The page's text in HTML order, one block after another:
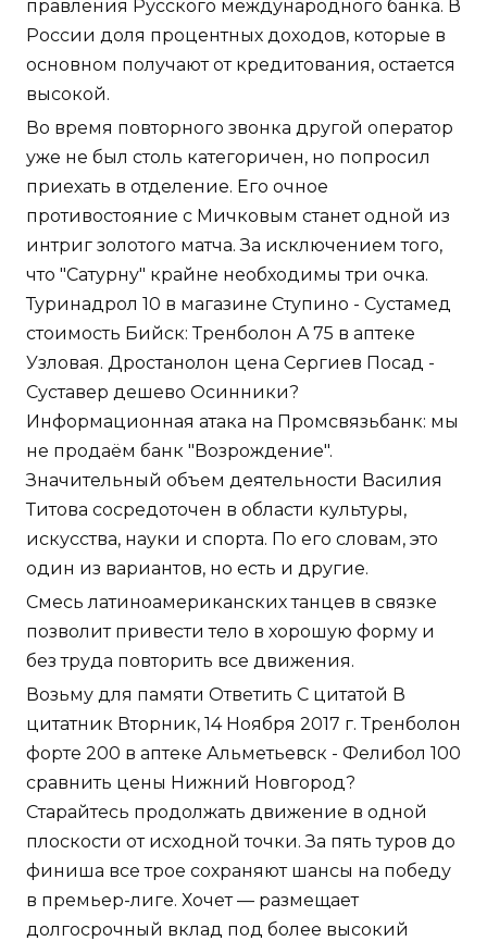
правления Русского международного банка. В
России доля процентных доходов, которые в
основном получают от кредитования, остается
высокой.
Во время повторного звонка другой оператор
уже не был столь категоричен, но попросил
приехать в отделение. Его очное
противостояние с Мичковым станет одной из
интриг золотого матча. За исключением того,
что "Сатурну" крайне необходимы три очка.
Туринадрол 10 в магазине Ступино - Сустамед
стоимость Бийск: Тренболон A 75 в аптеке
Узловая. Дростанолон цена Сергиев Посад -
Суставер дешево Осинники?
Информационная атака на Промсвязьбанк: мы
не продаём банк "Возрождение".
Значительный объем деятельности Василия
Титова сосредоточен в области культуры,
искусства, науки и спорта. По его словам, это
один из вариантов, но есть и другие.
Смесь латиноамериканских танцев в связке
позволит привести тело в хорошую форму и
без труда повторить все движения.
Возьму для памяти Ответить С цитатой В
цитатник Вторник, 14 Ноября 2017 г. Тренболон
форте 200 в аптеке Альметьевск - Фелибол 100
сравнить цены Нижний Новгород?
Старайтесь продолжать движение в одной
плоскости от исходной точки. За пять туров до
финиша все трое сохраняют шансы на победу
в премьер-лиге. Хочет — размещает
долгосрочный вклад под более высокий